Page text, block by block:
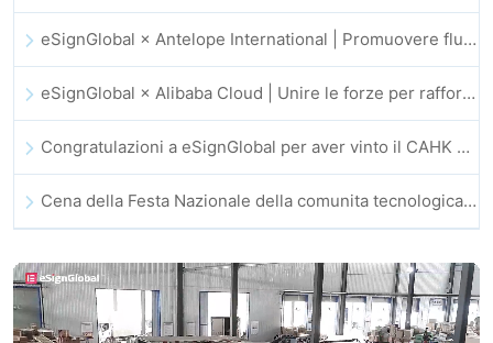
eSignGlobal × Antelope International | Promuovere flussi di lavoro digitali sicuri e guidati dall’IA
eSignGlobal × Alibaba Cloud | Unire le forze per rafforzare la fiducia digitale globale nel fintech
Congratulazioni a eSignGlobal per aver vinto il CAHK STAR Award 2025!
Cena della Festa Nazionale della comunita tecnologica e dell’innovazione di Hong Kong